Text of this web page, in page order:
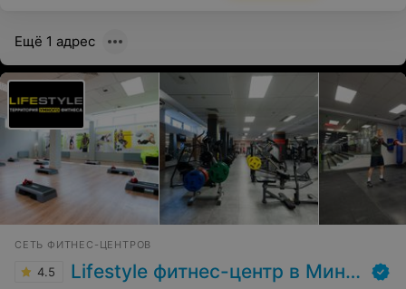
ходить на любые тренировки к разным тренерам, что
замечательное место есть рядом с моим домом!
Рекомендую своим соседям и не только соседям!
Ещё 1 адрес
СЕТЬ ФИТНЕС-ЦЕНТРОВ
4.5 Lifestyle фитнес-центр в Минске